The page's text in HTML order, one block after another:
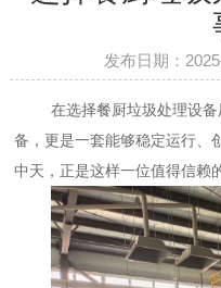
发布日期：
在选择餐厨垃圾处理设备
备，更是一套能够稳定运行、
中天，正是这样一位值得信赖